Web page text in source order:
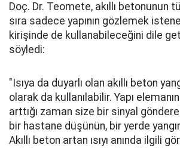
Doç. Dr. Teomete, akıllı betonunun
sıra sadece yapının gözlemek
kirişinde de kullanabileceğini dile
söyledi:
"Isıya da duyarlı olan akıllı beton
olarak da kullanılabilir. Yapı
arttığı zaman size bir sinyal
bir hastane düşünün, bir yerde
Akıllı beton artan ısıyı anında ilgili